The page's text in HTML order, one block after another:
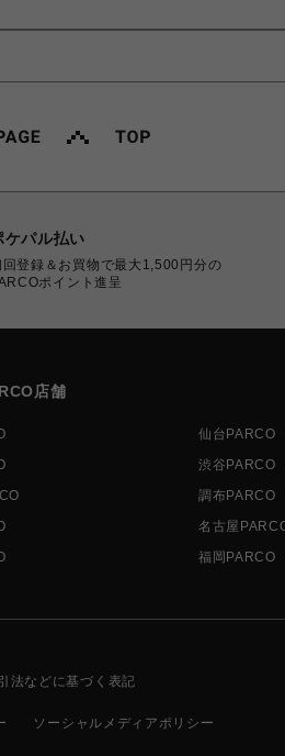
ケパル払い
回登録＆お買物で最大1,500円分の
ポイント進呈
店舗
仙台PARCO
渋谷PARCO
調布PARCO
名古屋
福岡PARCO
法などに基づく表記
ソーシャルメディアポリシー